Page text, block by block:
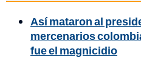
Así mataron al
mercenarios
fue el magnicidio